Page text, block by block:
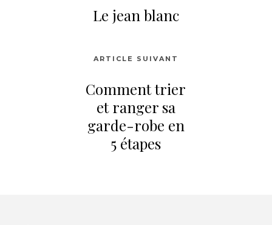
Le jean blanc
ARTICLE SUIVANT
Comment trier
et ranger sa
garde-robe en
5 étapes